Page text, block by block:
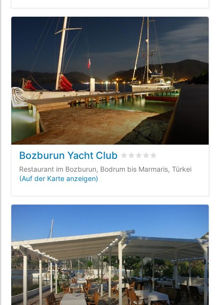
Bozburun Yacht Club bewertet0
Restaurant im Bozburun, Bodrum bis Marmaris, Türkei
(Auf der Karte anzeigen)